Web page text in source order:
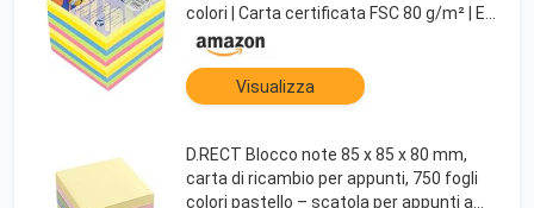
colori | Carta certificata FSC 80 g/m² | E-
1730907 00
Visualizza
D.RECT Blocco note 85 x 85 x 80 mm,
carta di ricambio per appunti, 750 fogli
colori pastello – scatola per appunti a